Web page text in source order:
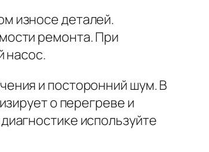
износе деталей.
ремонта. При
насос.
и посторонний шум. В
о перегреве и
используйте